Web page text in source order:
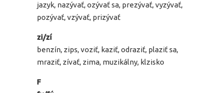
jazyk, nazývať, ozývať sa, prezývať, vyzývať,
pozývať, vzývať, prizývať
zi/zí
benzín, zips, voziť, kaziť, odraziť, plaziť sa,
mraziť, zívať, zima, muzikálny, klzisko
F